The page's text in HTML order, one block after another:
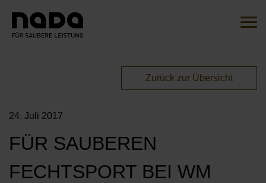
HOME
Zurück zur Übersicht
24. Juli 2017
FÜR SAUBEREN
FECHTSPORT BEI WM